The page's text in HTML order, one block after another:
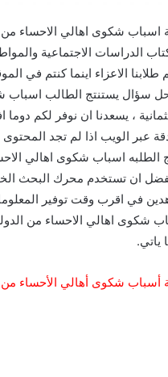
اسباب شكوى اهالي الاحساء من
طلابنا الاعزاء اينما كنتم في
سؤال يستنتج الطالب اسباب
، يسعدنا ان نوفر لكم دوما
عبر الويب اذا لم تجد
الطلبه اسباب شكوى اهالي
ان تستخدم محرك البحث
في اقرب وقت توفير
شكوى اهالي الاحساء من الدولة
ياتي.
أسباب شكوى أهالي الأحساء من